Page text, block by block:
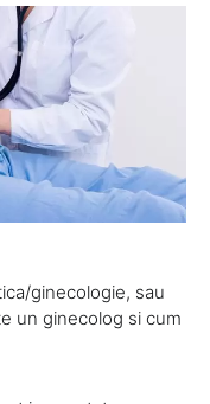
ginecologie, sau
un ginecolog si cum